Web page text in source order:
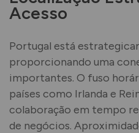
Acesso
Portugal está
proporcionando uma
importantes. O fuso
países como Irlanda e
colaboração em tempo
de negócios.